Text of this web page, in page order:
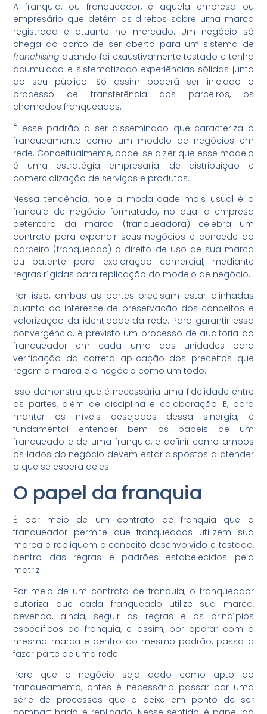
A franquia, ou franqueador, é aquela empresa ou
empresário que detém os direitos sobre uma marca
registrada e atuante no mercado. Um negócio só
chega ao ponto de ser aberto para um sistema de
franchising quando foi exaustivamente testado e tenha
acumulado e sistematizado experiências sólidas junto
ao seu público. Só assim poderá ser iniciado o
processo de transferência aos parceiros, os
chamados franqueados.
É esse padrão a ser disseminado que caracteriza o
franqueamento como um modelo de negócios em
rede. Conceitualmente, pode-se dizer que esse modelo
é uma estratégia empresarial de distribuição e
comercialização de serviços e produtos.
Nessa tendência, hoje a modalidade mais usual é a
franquia de negócio formatado, no qual a empresa
detentora da marca (franqueadora) celebra um
contrato para expandir seus negócios e concede ao
parceiro (franqueado) o direito de uso de sua marca
ou patente para exploração comercial, mediante
regras rígidas para replicação do modelo de negócio.
Por isso, ambas as partes precisam estar alinhadas
quanto ao interesse de preservação dos conceitos e
valorização da identidade da rede. Para garantir essa
convergência, é previsto um processo de auditoria do
franqueador em cada uma das unidades para
verificação da correta aplicação dos preceitos que
regem a marca e o negócio como um todo.
Isso demonstra que é necessária uma fidelidade entre
as partes, além de disciplina e colaboração. E, para
manter os níveis desejados dessa sinergia, é
fundamental entender bem os papeis de um
franqueado e de uma franquia, e definir como ambos
os lados do negócio devem estar dispostos a atender
o que se espera deles.
O papel da franquia
É por meio de um contrato de franquia que o
franqueador permite que franqueados utilizem sua
marca e repliquem o conceito desenvolvido e testado,
dentro das regras e padrões estabelecidos pela
matriz.
Por meio de um contrato de franquia, o franqueador
autoriza que cada franqueado utilize sua marca,
devendo, ainda, seguir as regras e os princípios
específicos da franquia, e assim, por operar com a
mesma marca e dentro do mesmo padrão, passa a
fazer parte de uma rede.
Para que o negócio seja dado como apto ao
franqueamento, antes é necessário passar por uma
série de processos que o deixe em ponto de ser